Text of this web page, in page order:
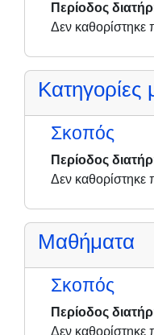
Περίοδος
Δεν καθορίστηκε
Σκοπός
Περίοδος
Δεν καθορίστηκε
Μαθήματα
Σκοπός
Περίοδος
Δεν καθορίστηκε